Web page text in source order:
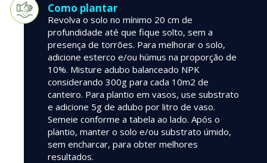
Como plantar
Revolva o solo no mínimo 20 cm de
profundidade até que fique solto, sem a
presença de torrões. Para melhorar o solo,
adicione esterco e/ou húmus na proporção de
10%. Misture adubo balanceado NPK
considerando 300g para cada 10m2 de
canteiro. Para plantio em vasos, use substrato
e adicione 5g de adubo por litro de vaso.
Semeie conforme a tabela ao lado. Após o
plantio, manter o solo e/ou substrato úmido,
sem encharcar, para obter melhores
resultados.